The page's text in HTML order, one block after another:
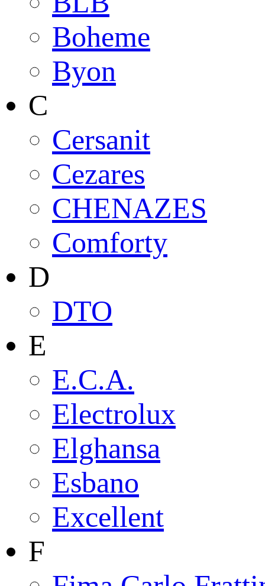
Boheme
Byon
C
Cersanit
Cezares
CHENAZES
Comforty
D
DTO
E
E.C.A.
Electrolux
Elghansa
Esbano
Excellent
F